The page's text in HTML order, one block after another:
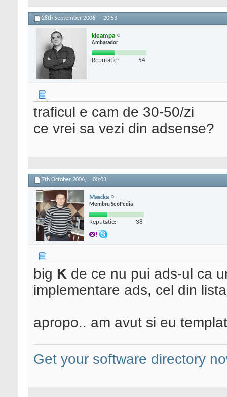
28th September 2006, 20:53
kleampa
Ambasador
Reputatie: 54
traficul e cam de 30-50/zi
ce vrei sa vezi din adsense?
7th October 2006, 00:03
Mascka
Membru SeoPedia
Reputatie: 38
big K de ce nu pui ads-ul ca
implementare ads, cel din
apropo.. am avut si eu
Get your software directory